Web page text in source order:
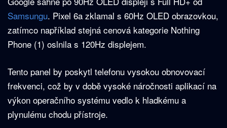
Samsungu. Pixel 6a zklamal s 60Hz OLED obrazovkou,
zatímco například stejná cenová kategorie Nothing
Phone (1) oslnila s 120Hz displejem.
Tento panel by poskytl telefonu vysokou obnovovací
frekvenci, což by v době vysoké náročnosti aplikací na
výkon operačního systému vedlo k hladkému a
plynulému chodu přístroje.